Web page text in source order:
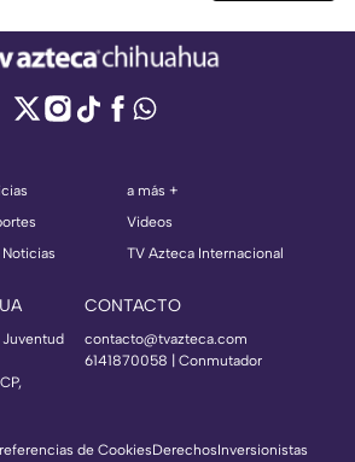
a más +
Videos
TV Azteca Internacional
Juventud
CONTACTO
contacto@tvazteca.com
6141870058 | Conmutador
de CookiesDerechosInversionistas